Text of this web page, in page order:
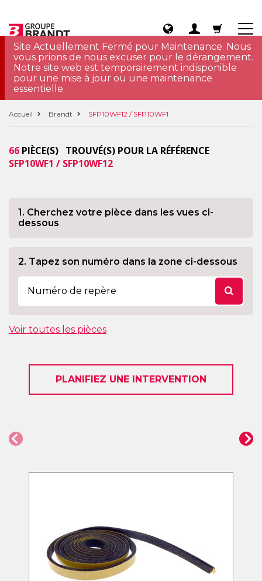
Site Actuellement Fermé pour Maintenance. Nous
vous prions de nous excuser pour le dérangement.
Notre site web est temporairement indisponible
pour une mise à jour ou une maintenance
essentielle.
Accueil Brandt SFP10WF12 / SFP10WF1
66 PIÈCE(S) TROUVÉ(S) POUR LA RÉFÉRENCE
SFP10WF1 / SFP10WF12
1. Cherchez votre pièce dans les vues ci-
dessous
2. Tapez son numéro dans la zone ci-dessous
Voir toutes les pièces
PLANIFIEZ UNE INTERVENTION